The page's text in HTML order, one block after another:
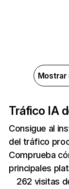
Tráfico IA
Consigue al
del tráfico
Comprueba
principales
262 visitas